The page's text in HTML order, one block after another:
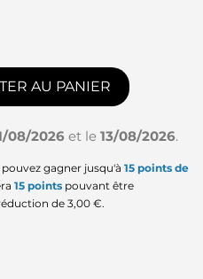
AU PANIER
08/2026 et le 13/08/2026.
gagner jusqu'à 15 points de
15 points pouvant être
de 3,00 €.